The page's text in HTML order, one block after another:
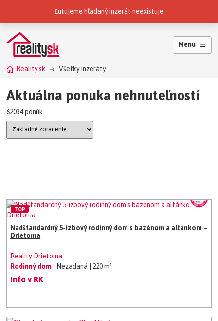
Reality.sk patria do skupiny
Menu
Reality.sk Všetky inzeráty
Aktuálna ponuka nehnuteľností
62034 ponúk
Nadštandardný 5-izbový rodinný dom s bazénom a altánkom –
Drietoma
Reality Drietoma
Rodinný dom
| Nezadaná | 220 m²
Info v RK
TOP
Ľutujeme hľadaný inzerát neexistuje